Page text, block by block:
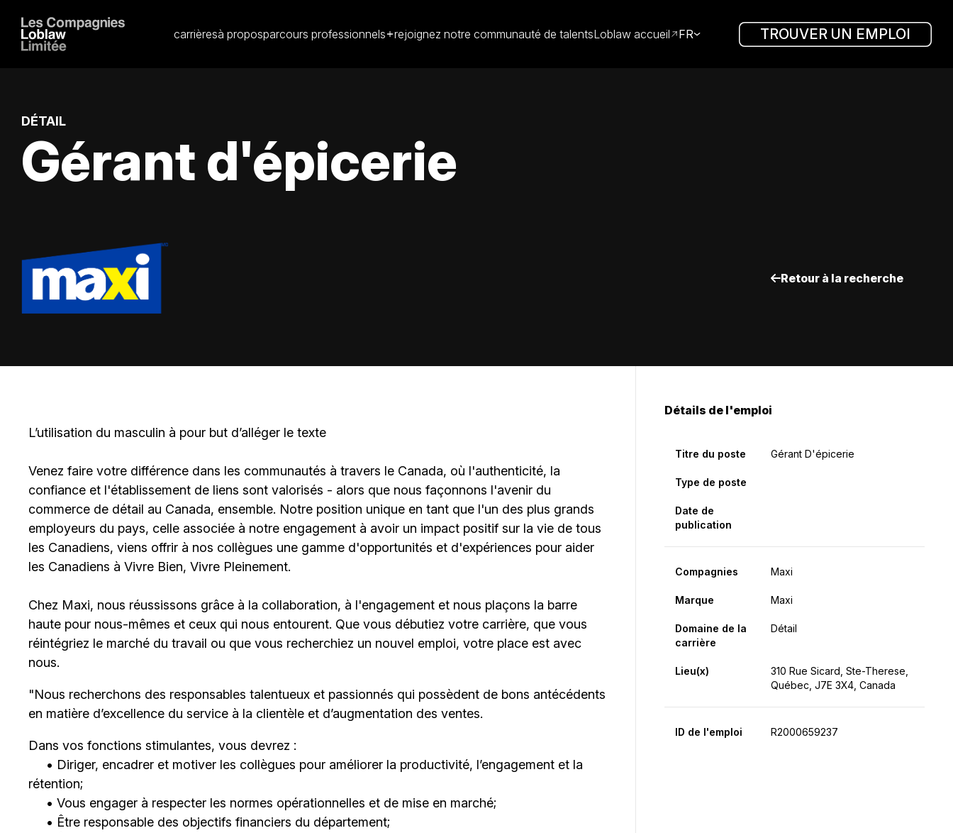
carrièresà proposparcours professionnels rejoignez notre communauté de talentsLoblaw accueil FR TROUVER UN EMPLOI
DÉTAIL
Gérant d'épicerie
Retour à la recherche
L’utilisation du masculin à pour but d’alléger le texte
Venez faire votre différence dans les communautés à travers le Canada, où l'authenticité, la
confiance et l'établissement de liens sont valorisés - alors que nous façonnons l'avenir du
commerce de détail au Canada, ensemble. Notre position unique en tant que l'un des plus grands
employeurs du pays, celle associée à notre engagement à avoir un impact positif sur la vie de tous
les Canadiens, viens offrir à nos collègues une gamme d'opportunités et d'expériences pour aider
les Canadiens à Vivre Bien, Vivre Pleinement.
Chez Maxi, nous réussissons grâce à la collaboration, à l'engagement et nous plaçons la barre
haute pour nous-mêmes et ceux qui nous entourent. Que vous débutiez votre carrière, que vous
réintégriez le marché du travail ou que vous recherchiez un nouvel emploi, votre place est avec
nous.
"Nous recherchons des responsables talentueux et passionnés qui possèdent de bons antécédents
en matière d’excellence du service à la clientèle et d’augmentation des ventes.
Dans vos fonctions stimulantes, vous devrez :
• Diriger, encadrer et motiver les collègues pour améliorer la productivité, l’engagement et la
rétention;
• Vous engager à respecter les normes opérationnelles et de mise en marché;
• Être responsable des objectifs financiers du département;
Détails de l'emploi
Titre du poste Gérant D'épicerie
Type de poste
Date de
publication
Compagnies Maxi
Marque Maxi
Domaine de la
carrière
Détail
Lieu(x)
310 Rue Sicard, Ste-Therese,
Québec, J7E 3X4, Canada
ID de l'emploi R2000659237